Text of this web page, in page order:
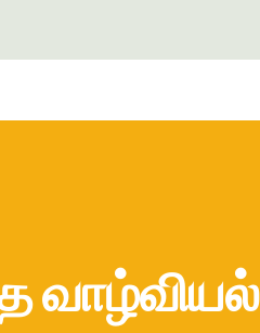
. தனது மகள் பெயரில்
வாழ்வியல்